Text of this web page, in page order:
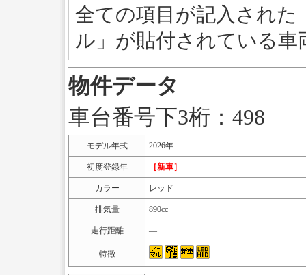
全ての項目が記入された
ル」が貼付されている
物件データ
車台番号下3桁：498
モデル年式 2026年
初度登録年 ［新車］
カラー レッド
排気量 890cc
走行距離 ―
特徴